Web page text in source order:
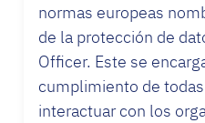
normas europeas
de la protección de
Officer. Este se
cumplimiento de
interactuar con los